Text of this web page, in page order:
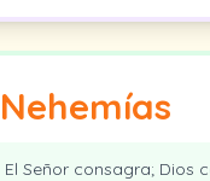
Nehemías
El Señor consagra; Dios